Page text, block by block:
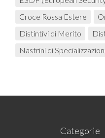
Croce Rossa Estere
Distintivi di Merito
Nastrini di
Categorie